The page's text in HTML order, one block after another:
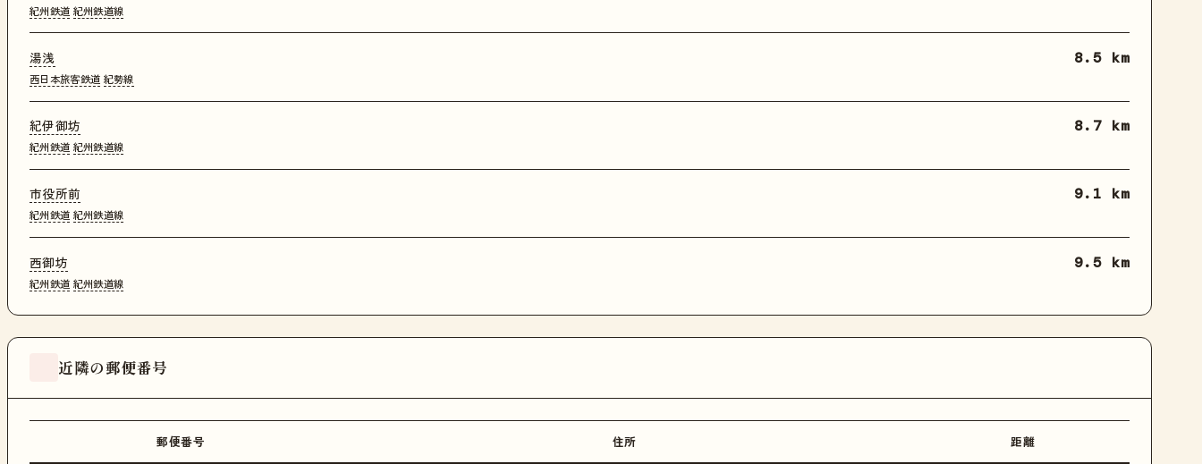
紀州鉄道 紀州鉄道線
湯浅
西日本旅客鉄道 紀勢線
8.5 km
紀伊御坊
紀州鉄道 紀州鉄道線
8.7 km
市役所前
紀州鉄道 紀州鉄道線
9.1 km
西御坊
紀州鉄道 紀州鉄道線
9.5 km
近隣の郵便番号
郵便番号 住所 距離